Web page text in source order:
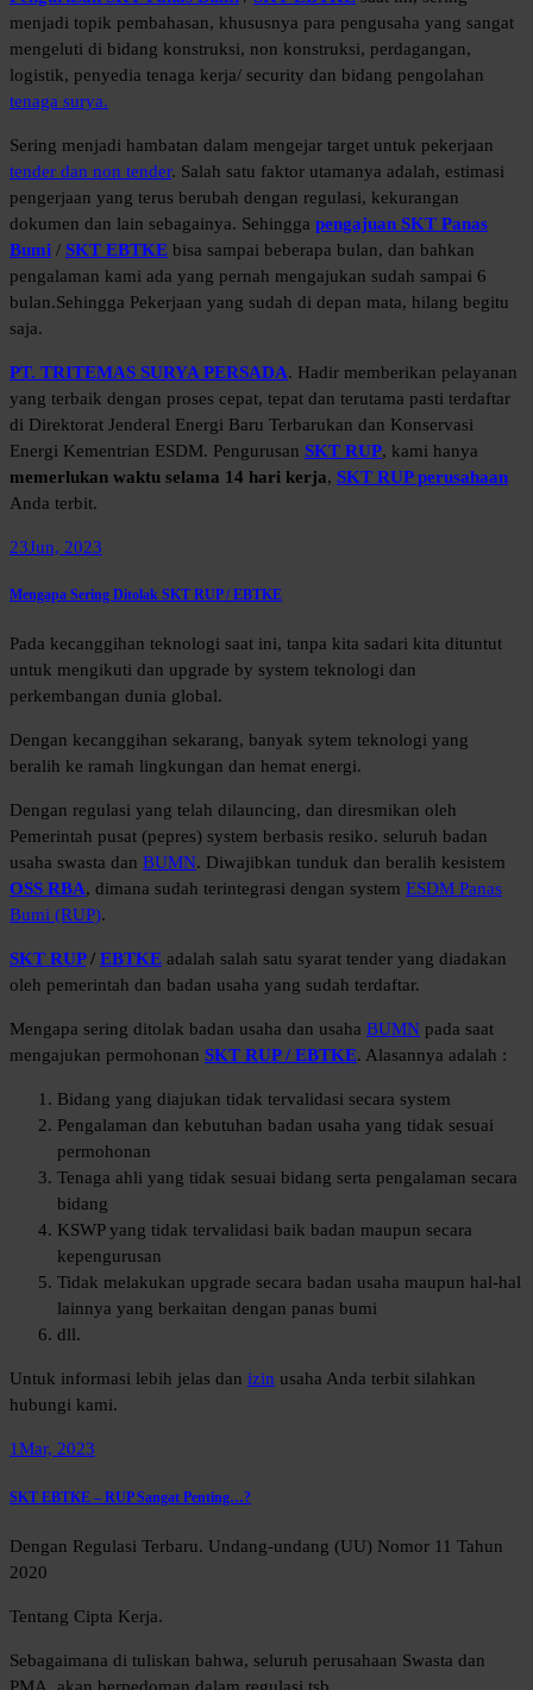
menjadi topik pembahasan, khususnya para pengusaha yang sangat
mengeluti di bidang konstruksi, non konstruksi, perdagangan,
logistik, penyedia tenaga kerja/ security dan bidang pengolahan
tenaga surya.
Sering menjadi hambatan dalam mengejar target untuk pekerjaan
tender dan non tender. Salah satu faktor utamanya adalah, estimasi
pengerjaan yang terus berubah dengan regulasi, kekurangan
dokumen dan lain sebagainya. Sehingga pengajuan SKT Panas
Bumi / SKT EBTKE bisa sampai beberapa bulan, dan bahkan
pengalaman kami ada yang pernah mengajukan sudah sampai 6
bulan.Sehingga Pekerjaan yang sudah di depan mata, hilang begitu
saja.
PT. TRITEMAS SURYA PERSADA. Hadir memberikan pelayanan
yang terbaik dengan proses cepat, tepat dan terutama pasti terdaftar
di Direktorat Jenderal Energi Baru Terbarukan dan Konservasi
Energi Kementrian ESDM. Pengurusan SKT RUP, kami hanya
memerlukan waktu selama 14 hari kerja, SKT RUP perusahaan
Anda terbit.
23Jun, 2023
Mengapa Sering Ditolak SKT RUP / EBTKE
Pada kecanggihan teknologi saat ini, tanpa kita sadari kita dituntut
untuk mengikuti dan upgrade by system teknologi dan
perkembangan dunia global.
Dengan kecanggihan sekarang, banyak sytem teknologi yang
beralih ke ramah lingkungan dan hemat energi.
Dengan regulasi yang telah dilauncing, dan diresmikan oleh
Pemerintah pusat (pepres) system berbasis resiko. seluruh badan
usaha swasta dan BUMN. Diwajibkan tunduk dan beralih kesistem
OSS RBA, dimana sudah terintegrasi dengan system ESDM Panas
Bumi (RUP).
SKT RUP/ EBTKE adalah salah satu syarat tender yang diadakan
oleh pemerintah dan badan usaha yang sudah terdaftar.
Mengapa sering ditolak badan usaha dan usaha BUMN pada saat
mengajukan permohonan SKT RUP / EBTKE. Alasannya adalah :
Bidang yang diajukan tidak tervalidasi secara system
Pengalaman dan kebutuhan badan usaha yang tidak sesuai
permohonan
Tenaga ahli yang tidak sesuai bidang serta pengalaman secara
bidang
KSWP yang tidak tervalidasi baik badan maupun secara
kepengurusan
Tidak melakukan upgrade secara badan usaha maupun hal-hal
lainnya yang berkaitan dengan panas bumi
dll.
Untuk informasi lebih jelas dan izin usaha Anda terbit silahkan
hubungi kami.
1Mar, 2023
SKT EBTKE – RUP Sangat Penting…?
Dengan Regulasi Terbaru. Undang-undang (UU) Nomor 11 Tahun
2020
Tentang Cipta Kerja.
Sebagaimana di tuliskan bahwa, seluruh perusahaan Swasta dan
PMA, akan berpedoman dalam regulasi tsb.